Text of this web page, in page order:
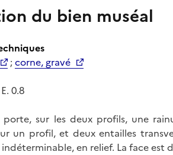
du bien muséal
;corne, gravé
0.8
sur les deux profils, une
un profil, et deux entailles
en relief. La face est